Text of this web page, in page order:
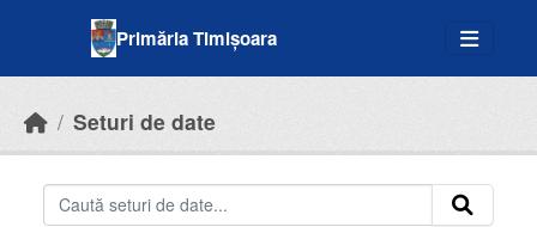
Primăria Timișoara
Seturi de date